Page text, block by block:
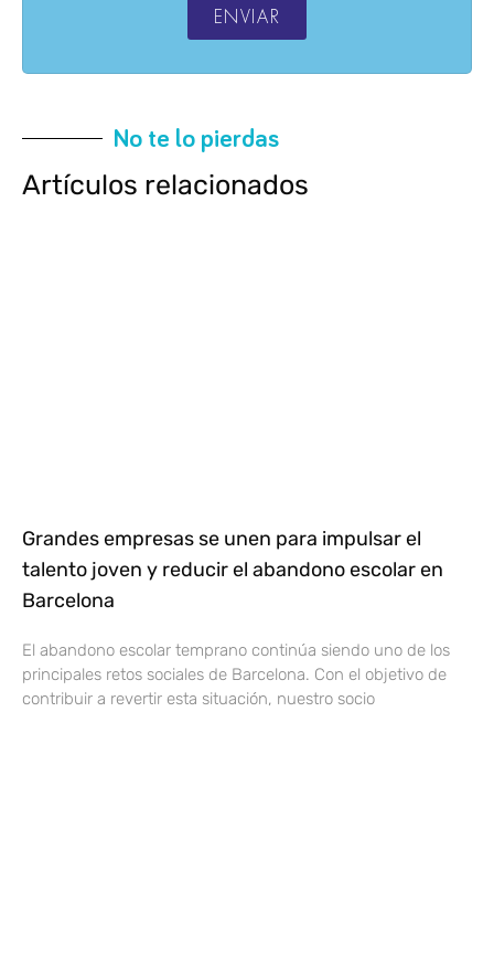
ENVIAR
No te lo pierdas
Artículos relacionados
Grandes empresas se unen para impulsar el
talento joven y reducir el abandono escolar en
Barcelona
El abandono escolar temprano continúa siendo uno de los
principales retos sociales de Barcelona. Con el objetivo de
contribuir a revertir esta situación, nuestro socio